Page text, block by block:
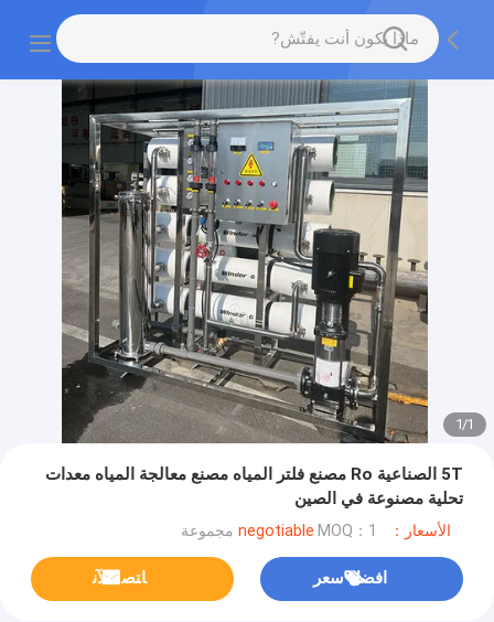
1
/
1
5T الصناعية Ro مصنع فلتر المياه مصنع معالجة المياه معدات
تحلية مصنوعة في الصين
الأسعار：negotiable MOQ：1 مجموعة
افضل سعر ﺎﺘﺼﻟ ﺍﻶﻧ